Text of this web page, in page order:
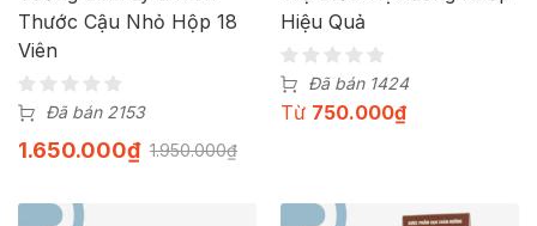
Thước Cậu Nhỏ Hộp 18
Viên
Đã bán 2153
1.950.000₫
1.650.000₫
Hiệu Quả
Đã bán 1424
Từ 750.000₫